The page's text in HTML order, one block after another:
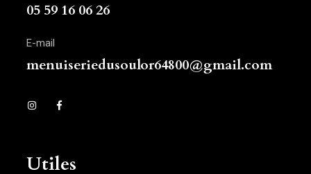
05 59 16 06 26
E-mail
menuiseriedusoulor64800@gmail.com
Utiles